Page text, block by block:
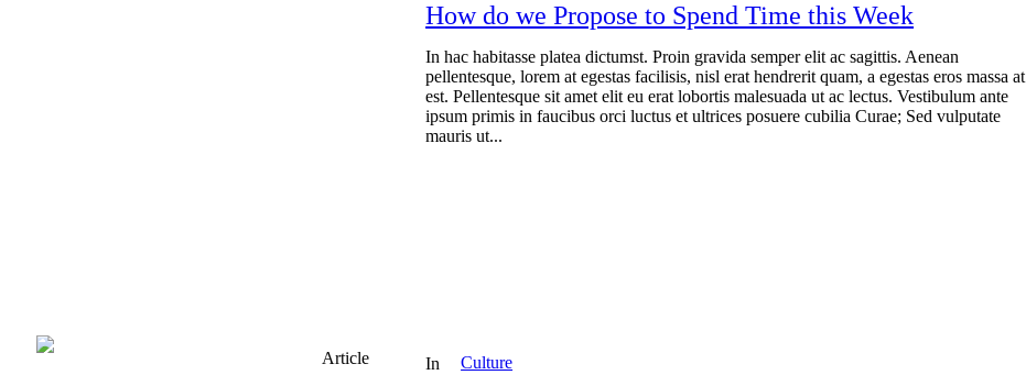
How do we Propose to Spend Time this Week
In hac habitasse platea dictumst. Proin gravida semper elit ac sagittis. Aenean
pellentesque, lorem at egestas facilisis, nisl erat hendrerit quam, a egestas eros massa at
est. Pellentesque sit amet elit eu erat lobortis malesuada ut ac lectus. Vestibulum ante
ipsum primis in faucibus orci luctus et ultrices posuere cubilia Curae; Sed vulputate
mauris ut...
Article In Culture